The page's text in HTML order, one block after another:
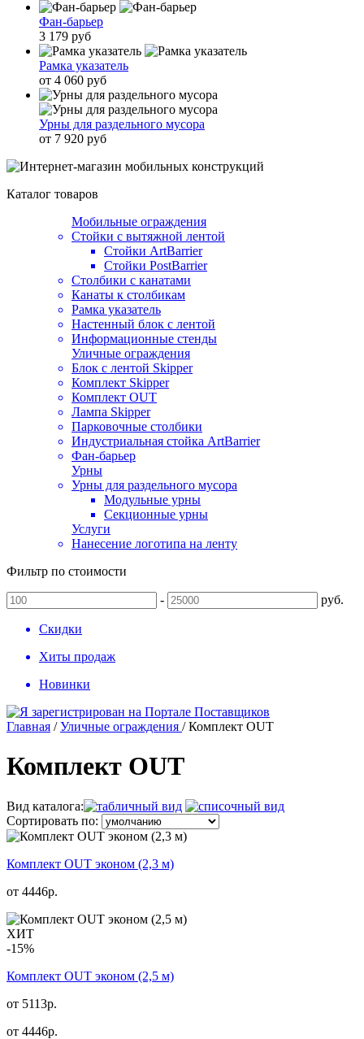
Фан-барьер
3 179 руб
Рамка указатель
от 4 060 руб
Урны для раздельного мусора
от 7 920 руб
Каталог товаров
Мобильные ограждения
Стойки с вытяжной лентой
Стойки ArtBarrier
Стойки PostBarrier
Столбики с канатами
Канаты к столбикам
Рамка указатель
Настенный блок с лентой
Информационные стенды
Уличные ограждения
Блок с лентой Skipper
Комплект Skipper
Комплект OUT
Лампа Skipper
Парковочные столбики
Индустриальная стойка ArtBarrier
Фан-барьер
Урны
Урны для раздельного мусора
Модульные урны
Секционные урны
Услуги
Нанесение логотипа на ленту
Фильтр по стоимости
- руб.
Скидки
Хиты продаж
Новинки
Главная /Уличные ограждения /Комплект OUT
Комплект OUT
Вид каталога:
Сортировать по:
Комплект OUT эконом (2,3 м)
от 4446р.
ХИТ
-15%
Комплект OUT эконом (2,5 м)
от 5113р.
от 4446р.